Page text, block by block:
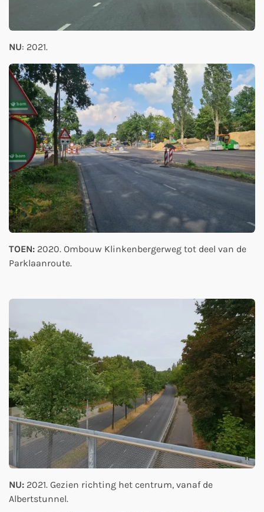
NU: 2021.
TOEN: 2020. Ombouw Klinkenbergerweg tot deel van de
Parklaanroute.
NU: 2021. Gezien richting het centrum, vanaf de
Albertstunnel.